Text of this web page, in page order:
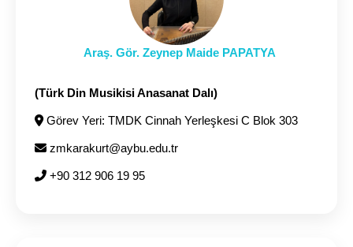
Araş. Gör. Zeynep Maide PAPATYA
(Türk Din Musikisi Anasanat Dalı)
Görev Yeri: TMDK Cinnah Yerleşkesi C Blok 303
zmkarakurt@aybu.edu.tr
+90 312 906 19 95